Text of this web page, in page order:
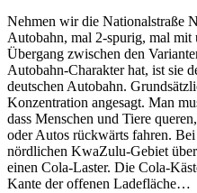
Nehmen wir die Nationalstraße
Autobahn, mal 2-spurig, mal mit
Übergang zwischen den
Autobahn-Charakter hat, ist sie
deutschen Autobahn.
Konzentration angesagt. Man
dass Menschen und Tiere
oder Autos rückwärts fahren.
nördlichen KwaZulu-Gebiet
einen Cola-Laster. Die Cola-
Kante der offenen Ladefläche…